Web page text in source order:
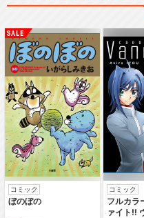
コミック
ぼのぼの
コミック
フルカラ
ァイト‼